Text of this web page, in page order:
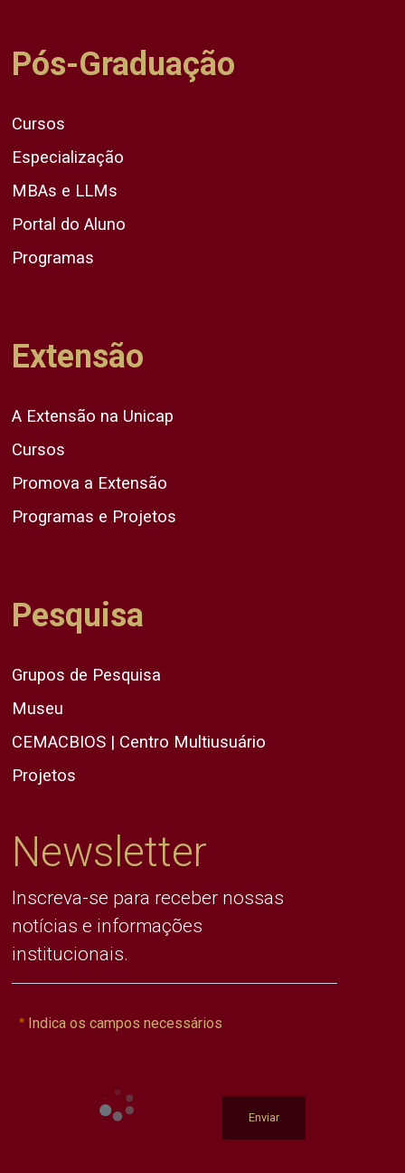
Pós-Graduação
Cursos
Especialização
MBAs e LLMs
Portal do Aluno
Programas
Extensão
A Extensão na Unicap
Cursos
Promova a Extensão
Programas e Projetos
Pesquisa
Grupos de Pesquisa
Museu
CEMACBIOS | Centro Multiusuário
Projetos
Newsletter
Inscreva-se para receber nossas
notícias e informações
institucionais.
Indica os campos necessários
Enviar